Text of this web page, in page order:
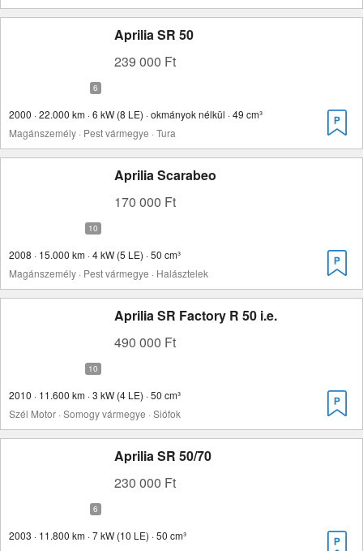
Aprilia SR 50
239 000 Ft
2000 · 22.000 km · 6 kW (8 LE) · okmányok nélkül · 49 cm³
Magánszemély · Pest vármegye · Tura
Aprilia Scarabeo
170 000 Ft
2008 · 15.000 km · 4 kW (5 LE) · 50 cm³
Magánszemély · Pest vármegye · Halásztelek
Aprilia SR Factory R 50 i.e.
490 000 Ft
2010 · 11.600 km · 3 kW (4 LE) · 50 cm³
Szél Motor · Somogy vármegye · Siófok
Aprilia SR 50/70
230 000 Ft
2003 · 11.800 km · 7 kW (10 LE) · 50 cm³